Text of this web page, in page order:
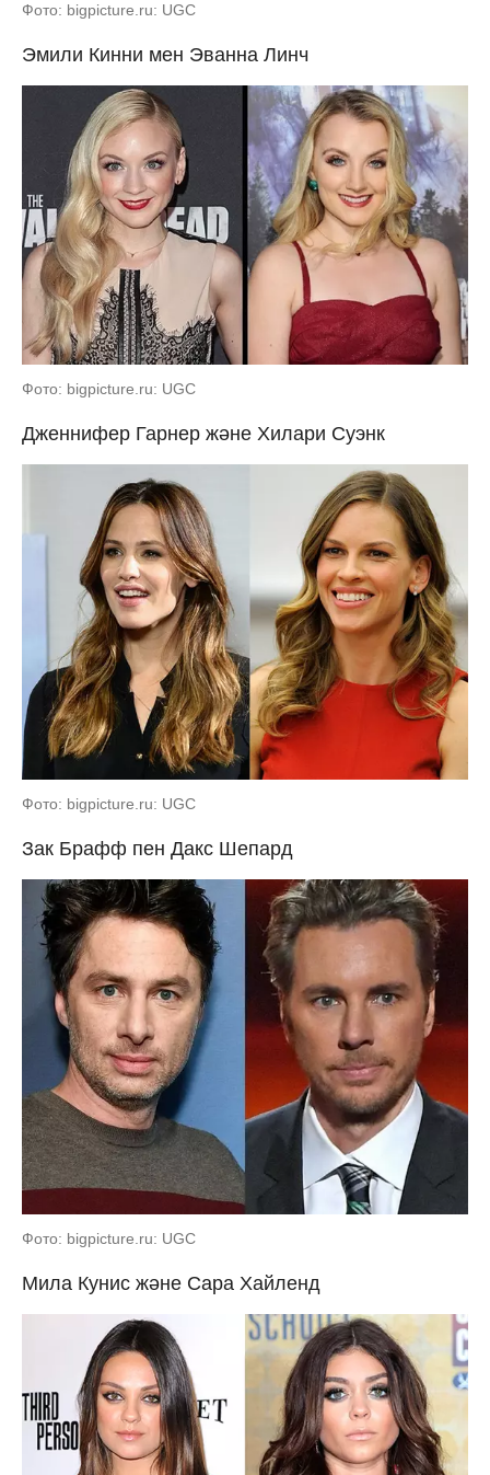
Фото: bigpicture.ru: UGC
Эмили Кинни мен Эванна Линч
Фото: bigpicture.ru: UGC
Дженнифер Гарнер және Хилари Суэнк
Фото: bigpicture.ru: UGC
Зак Брафф пен Дакс Шепард
Фото: bigpicture.ru: UGC
Мила Кунис және Сара Хайленд